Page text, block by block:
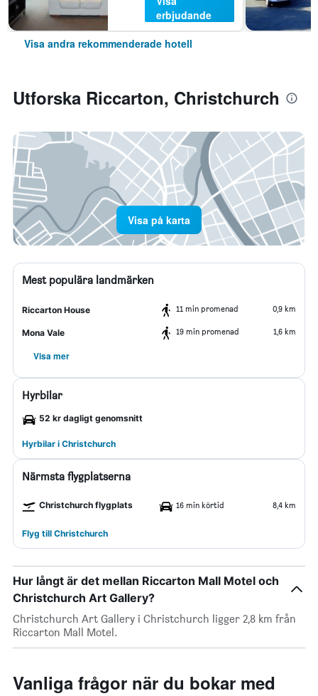
erbjudande
Visa andra rekommenderade hotell
Utforska Riccarton, Christchurch
Visa på karta
Mest populära landmärken
Riccarton House 11 min promenad 0,9 km
Mona Vale 19 min promenad 1,6 km
Visa mer
Hyrbilar
52 kr dagligt genomsnitt
Hyrbilar i Christchurch
Närmsta flygplatserna
Christchurch flygplats 16 min körtid 8,4 km
Flyg till Christchurch
Hur långt är det mellan Riccarton Mall Motel och
Christchurch Art Gallery?
Christchurch Art Gallery i Christchurch ligger 2,8 km från
Riccarton Mall Motel.
Vanliga frågor när du bokar med